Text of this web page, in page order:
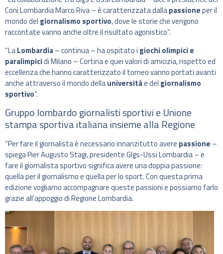
Coni Lombardia Marco Riva – è caratterizzata dallapassioneper il
mondo del giornalismo sportivo, dove le storie che vengono
raccontate vanno anche oltre il risultato agonistico”.
“LaLombardia– continua – ha ospitato i giochi olimpici e
paralimpicidi Milano – Cortina e quei valori di amicizia, rispetto ed
eccellenza che hanno caratterizzato il torneo vanno portati avanti
anche attraverso il mondo dellauniversitàe del giornalismo
sportivo“.
Gruppo lombardo giornalisti sportivi e Unione
stampa sportiva italiana insieme alla Regione
“Per fare il giornalista è necessario innanzitutto avere passione –
spiega Pier Augusto Stagi, presidente Glgs-Ussi Lombardia – e
fare il giornalista sportivo significa avere una doppia passione:
quella per il giornalismo e quella per lo sport. Con questa prima
edizione vogliamo accompagnare queste passioni e possiamo farlo
grazie all’appoggio di Regione Lombardia.